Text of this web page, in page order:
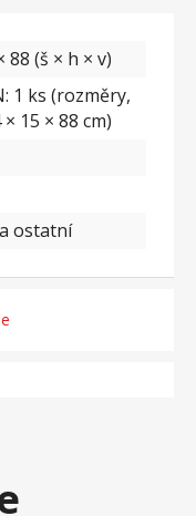
88 (š × h × v)
1 ks (rozměry,
15 × 88 cm)
ostatní